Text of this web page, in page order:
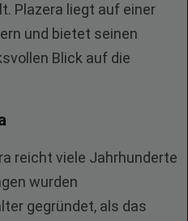
Plazera liegt auf einer
und bietet seinen
Blick auf die
reicht viele Jahrhunderte
wurden
gegründet, als das